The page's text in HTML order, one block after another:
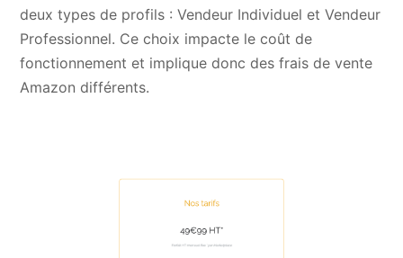
deux types de profils : Vendeur Individuel et Vendeur
Professionnel. Ce choix impacte le coût de
fonctionnement et implique donc des frais de vente
Amazon différents.